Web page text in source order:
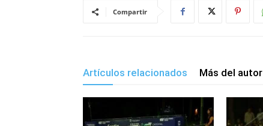
Compartir
Artículos relacionados Más del autor